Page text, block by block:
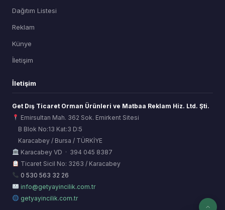
Dağıtım Listesi
Reklam
Künye
İletişim
İletişim
Get Dış Ticaret Orman Ürünleri ve Matbaa Reklam Hiz. Ltd. Şti.
Emirsultan Mah. 362 Sok. Emirkent Sitesi
B Blok No:13 Kat:3 D:5
Karacabey / Bursa / TÜRKİYE
Karacabey VD · 394 045 8387
Ticaret Sicil No: 3263 / Karacabey
0 530 563 32 26
info@getyayincilik.com.tr
getyayincilik.com.tr
ORSİAD AI
Sektörel Hafıza Asistanı